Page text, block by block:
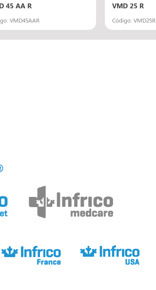
45 AA R
VMD45AAR
VMD 25 R
Código: VMD25R